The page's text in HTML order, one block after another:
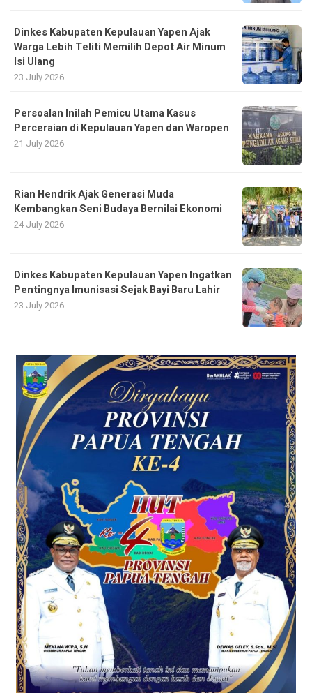
Dinkes Kabupaten Kepulauan Yapen Ajak
Warga Lebih Teliti Memilih Depot Air Minum
Isi Ulang
23 July 2026
Persoalan Inilah Pemicu Utama Kasus
Perceraian di Kepulauan Yapen dan Waropen
21 July 2026
Rian Hendrik Ajak Generasi Muda
Kembangkan Seni Budaya Bernilai Ekonomi
24 July 2026
Dinkes Kabupaten Kepulauan Yapen Ingatkan
Pentingnya Imunisasi Sejak Bayi Baru Lahir
23 July 2026